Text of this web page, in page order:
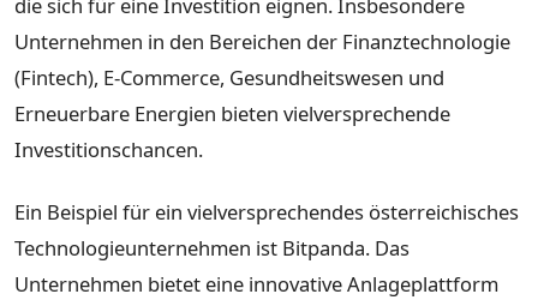
die sich für eine Investition eignen. Insbesondere
Unternehmen in den Bereichen der Finanztechnologie
(Fintech), E-Commerce, Gesundheitswesen und
Erneuerbare Energien bieten vielversprechende
Investitionschancen.
Ein Beispiel für ein vielversprechendes österreichisches
Technologieunternehmen ist Bitpanda. Das
Unternehmen bietet eine innovative Anlageplattform